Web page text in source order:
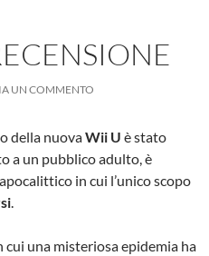
UN COMMENTO
della nuovaWii U è stato
a un pubblico adulto, è
in cui l’unico scopo
.
cui una misteriosa epidemia ha